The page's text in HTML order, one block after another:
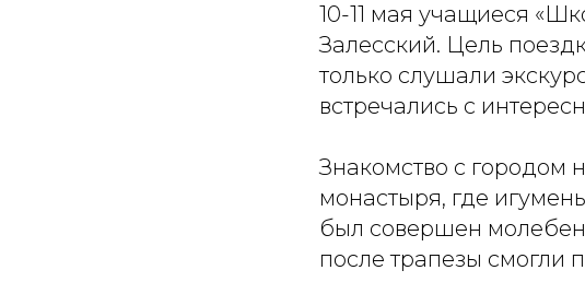
10-11 мая учащиеся
Залесский. Цель
только слушали
встречались с
Знакомство с городом
монастыря, где
был совершен
после трапезы смогли